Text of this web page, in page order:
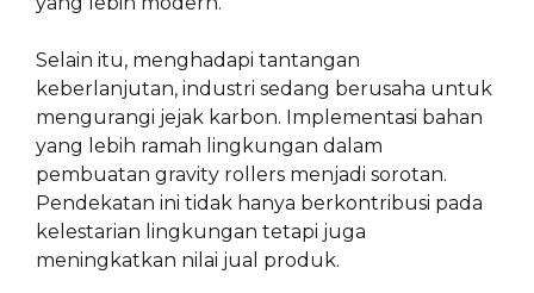
Selain itu, menghadapi tantangan
keberlanjutan, industri sedang berusaha untuk
mengurangi jejak karbon. Implementasi bahan
yang lebih ramah lingkungan dalam
pembuatan gravity rollers menjadi sorotan.
Pendekatan ini tidak hanya berkontribusi pada
kelestarian lingkungan tetapi juga
meningkatkan nilai jual produk.